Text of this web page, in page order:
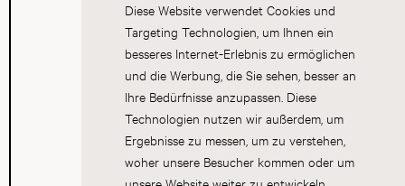
Diese Website verwendet Cookies und
Targeting Technologien, um Ihnen ein
besseres Internet-Erlebnis zu ermöglichen
und die Werbung, die Sie sehen, besser an
Ihre Bedürfnisse anzupassen. Diese
Technologien nutzen wir außerdem, um
Ergebnisse zu messen, um zu verstehen,
woher unsere Besucher kommen oder um